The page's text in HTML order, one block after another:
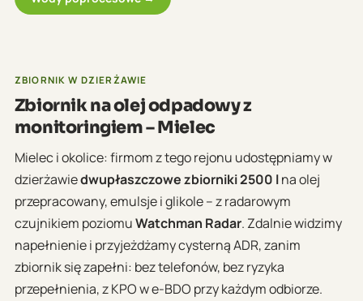
ZBIORNIK W DZIERŻAWIE
Zbiornik na olej odpadowy z
monitoringiem – Mielec
Mielec i okolice: firmom z tego rejonu udostępniamy w
dzierżawiedwupłaszczowe zbiorniki 2500 lna olej
przepracowany, emulsje i glikole – z radarowym
czujnikiem poziomuWatchman Radar. Zdalnie widzimy
napełnienie i przyjeżdżamy cysterną ADR, zanim
zbiornik się zapełni: bez telefonów, bez ryzyka
przepełnienia, z KPO w e-BDO przy każdym odbiorze.